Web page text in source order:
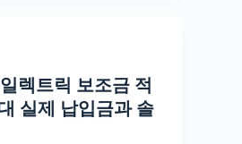
렉트릭 보조금 적
실제 납입금과 솔